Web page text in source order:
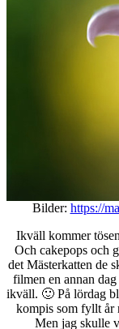
Bilder: https://
Ikväll kommer
Och cakepops och
det Mästerkatten de
filmen en annan
ikväll. 🙂 På lördag
kompis som fyllt år
Men jag skulle